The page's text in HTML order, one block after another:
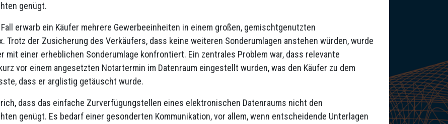
genügt.
erwarb ein Käufer mehrere Gewerbeeinheiten in einem großen, gemischtgenutzten
Trotz der Zusicherung des Verkäufers, dass keine weiteren Sonderumlagen anstehen würden, wurde
mit einer erheblichen Sonderumlage konfrontiert. Ein zentrales Problem war, dass relevante
vor einem angesetzten Notartermin im Datenraum eingestellt wurden, was den Käufer zu dem
dass er arglistig getäuscht wurde.
dass das einfache Zurverfügungstellen eines elektronischen Datenraums nicht den
genügt. Es bedarf einer gesonderten Kommunikation, vor allem, wenn entscheidende Unterlagen